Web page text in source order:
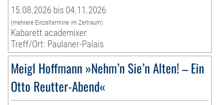
15.08.2026 bis 04.11.2026
(mehrere Einzeltermine im Zeitraum)
Kabarett academixer
Treff/Ort: Paulaner-Palais
Meigl Hoffmann »Nehm’n Sie’n Alten! – Ein
Otto Reutter-Abend«